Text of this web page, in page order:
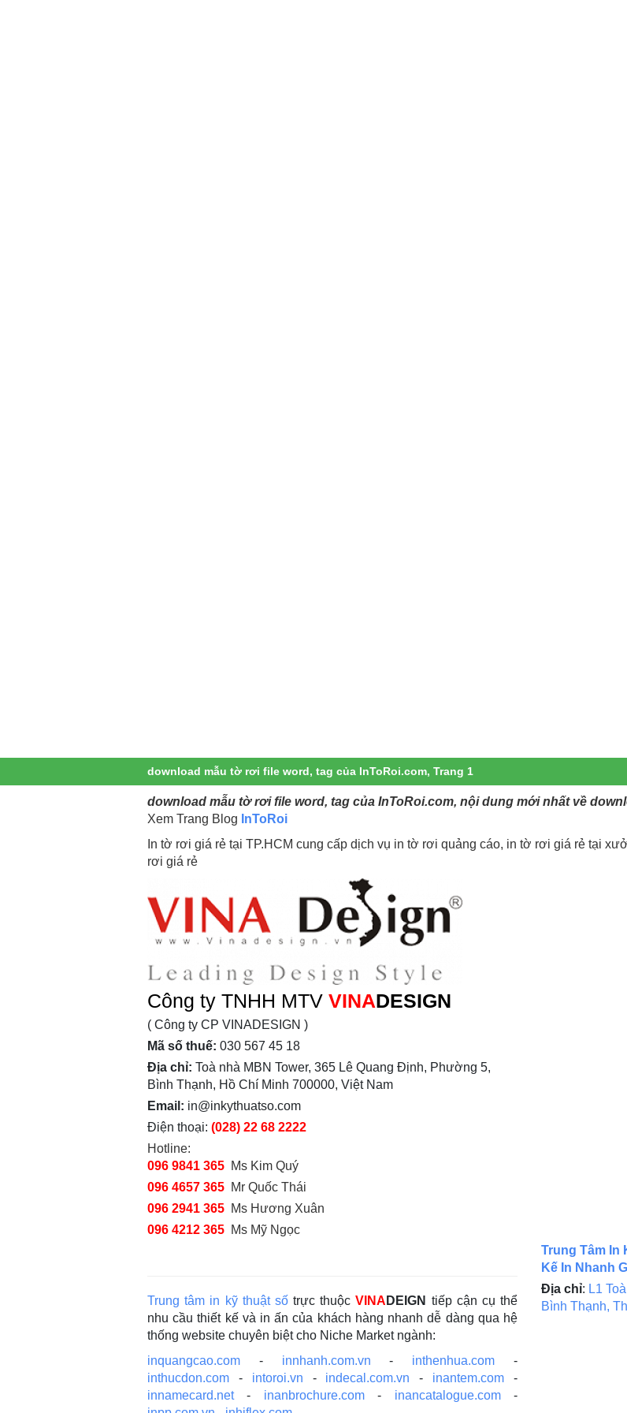
download mẫu tờ rơi file word, tag của InToRoi.com, Trang 1
download mẫu tờ rơi file word, tag của InToRoi.com, nội dung mới nhất về
Xem Trang Blog InToRoi
In tờ rơi giá rẻ tại TP.HCM cung cấp dịch vụ in tờ rơi quảng cáo, in tờ rơi giá rẻ tại
rơi giá rẻ
Công ty TNHH MTV VINADESIGN
( Công ty CP VINADESIGN )
Mã số thuế: 030 567 45 18
Địa chỉ: Toà nhà MBN Tower, 365 Lê Quang Định, Phường 5,
Bình Thạnh, Hồ Chí Minh 700000, Việt Nam
Email: in@inkythuatso.com
Điện thoại: (028) 22 68 2222
Hotline:
096 9841 365 Ms Kim Quý
096 4657 365 Mr Quốc Thái
096 2941 365 Ms Hương Xuân
096 4212 365 Ms Mỹ Ngọc
Trung tâm in kỹ thuật sốtrực thuộcVINA DEIGN tiếp cận cụ thể
nhu cầu thiết kế và in ấn của khách hàng nhanh dễ dàng qua hệ
thống website chuyên biệt cho Niche Market ngành:
inquangcao.com - innhanh.com.vn - inthenhua.com -
inthucdon.com - intoroi.vn - indecal.com.vn - inantem.com -
innamecard.net- inanbrochure.com- inancatalogue.com-
Trung Tâm In
Kế In Nhanh
Địa chỉ: L1
Bình Thạnh,